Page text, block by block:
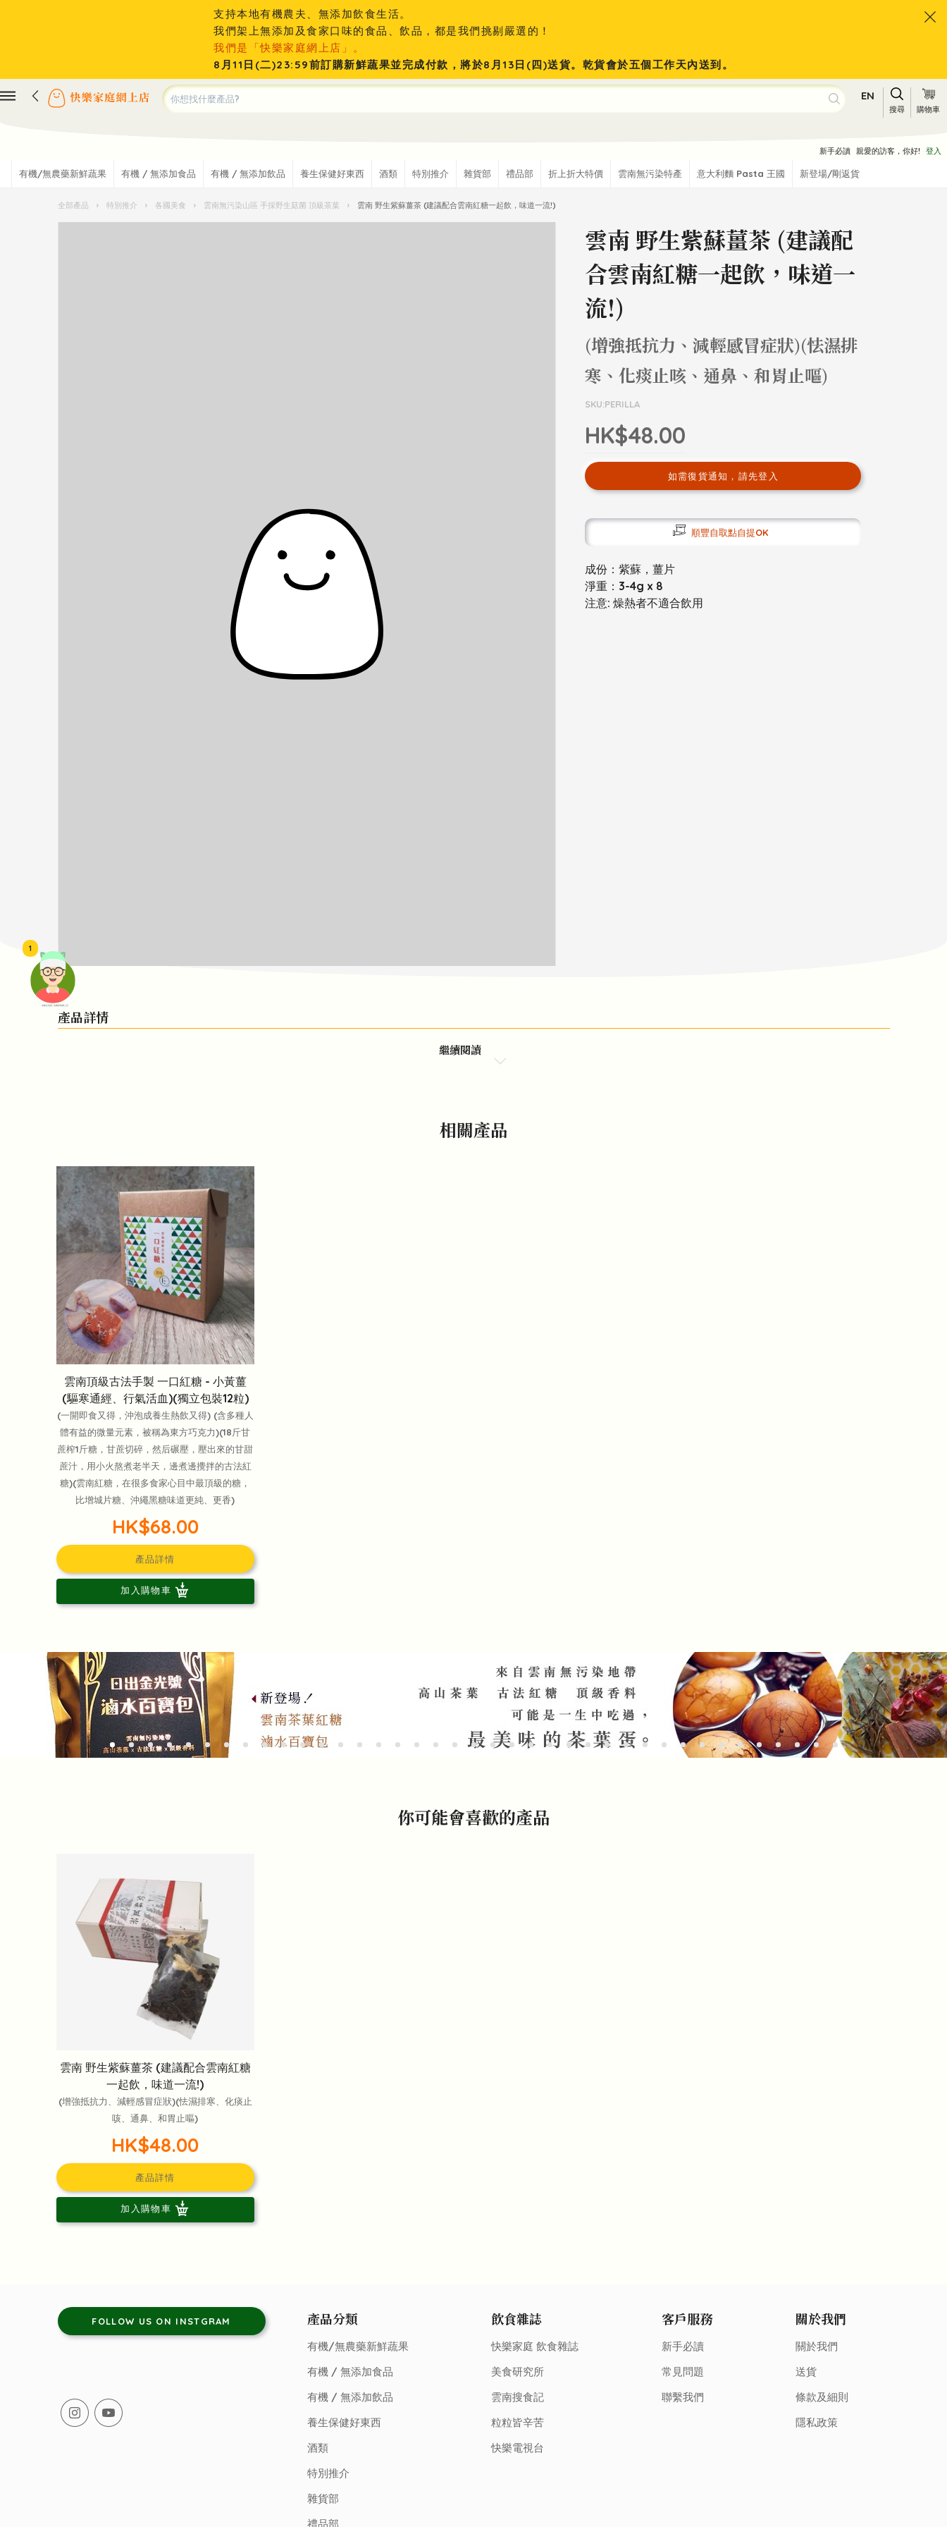
頭像生成器: 快樂家庭網上店
1
支持本地有機農夫、無添加飲食生活。
我們架上無添加及食家口味的食品、飲品，都是我們挑剔嚴選的！
我們是「快樂家庭網上店」。
8月11日(二)23:59前訂購新鮮蔬果並完成付款，將於8月13日(四)送貨。乾貨會於五個工作天內送到。
EN
搜尋 購物車
新手必讀 親愛的訪客，你好! 登入
有機/無農藥新鮮蔬果 有機 / 無添加食品 有機 / 無添加飲品 養生保健好東西 酒類 特別推介 雜貨部 禮品部 折上折大特價 雲南無污染特產 意大利麵 Pasta 王國 新登場/剛返貨
全部產品 › 特別推介 › 各國美食 › 雲南無污染山區 手採野生菇菌 頂級茶葉 › 雲南 野生紫蘇薑茶 (建議配合雲南紅糖一起飲，味道一流!)
雲南 野生紫蘇薑茶 (建議配
合雲南紅糖一起飲，味道一
流!)
(增強抵抗力、減輕感冒症狀)(怯濕排
寒、化痰止咳、通鼻、和胃止嘔)
SKU:PERILLA
HK$48.00
如需復貨通知，請先登入
順豐自取點自提OK
成份：紫蘇，薑片
淨重：3-4g x 8
注意: 燥熱者不適合飲用
產品詳情
繼續閱讀
相關產品
雲南頂級古法手製 一口紅糖 - 小黃薑
(驅寒通經、行氣活血)(獨立包裝12粒)
(一開即食又得，沖泡成養生熱飲又得) (含多種人
體有益的微量元素，被稱為東方巧克力)(18斤甘
蔗榨1斤糖，甘蔗切碎，然后碾壓，壓出來的甘甜
蔗汁，用小火熬煮老半天，邊煮邊攪拌的古法紅
糖)(雲南紅糖，在很多食家心目中最頂級的糖，
比增城片糖、沖繩黑糖味道更純、更香)
HK$68.00
產品詳情
加入購物車
你可能會喜歡的產品
雲南 野生紫蘇薑茶 (建議配合雲南紅糖
一起飲，味道一流!)
(增強抵抗力、減輕感冒症狀)(怯濕排寒、化痰止
咳、通鼻、和胃止嘔)
HK$48.00
產品詳情
加入購物車
FOLLOW US ON INSTGRAM 產品分類
有機/無農藥新鮮蔬果
有機 / 無添加食品
有機 / 無添加飲品
養生保健好東西
酒類
特別推介
雜貨部
禮品部
飲食雜誌
快樂家庭 飲食雜誌
美食研究所
雲南搜食記
粒粒皆辛苦
快樂電視台
客戶服務
新手必讀
常見問題
聯繫我們
關於我們
關於我們
送貨
條款及細則
隱私政策